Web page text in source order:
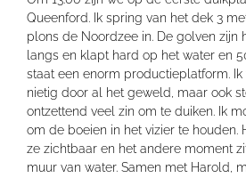
Queenford. Ik spring van het dek 3
plons de Noordzee in. De golven zijn
langs en klapt hard op het water en
staat een enorm productieplatform.
nietig door al het geweld, maar ook
ontzettend veel zin om te duiken. Ik
om de boeien in het vizier te houden.
ze zichtbaar en het andere moment
muur van water. Samen met Harold,